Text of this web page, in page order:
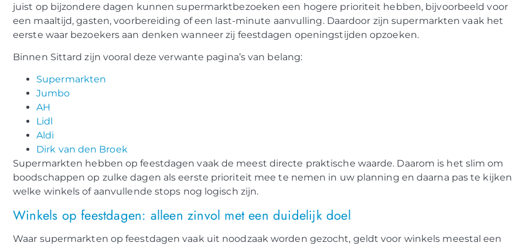
juist op bijzondere dagen kunnen supermarktbezoeken een hogere prioriteit hebben, bijvoorbeeld voor
een maaltijd, gasten, voorbereiding of een last-minute aanvulling. Daardoor zijn supermarkten vaak het
eerste waar bezoekers aan denken wanneer zij feestdagen openingstijden opzoeken.
Binnen Sittard zijn vooral deze verwante pagina’s van belang:
Supermarkten
Jumbo
AH
Lidl
Aldi
Dirk van den Broek
Supermarkten hebben op feestdagen vaak de meest directe praktische waarde. Daarom is het slim om
boodschappen op zulke dagen als eerste prioriteit mee te nemen in uw planning en daarna pas te kijken
welke winkels of aanvullende stops nog logisch zijn.
Winkels op feestdagen: alleen zinvol met een duidelijk doel
Waar supermarkten op feestdagen vaak uit noodzaak worden gezocht, geldt voor winkels meestal een